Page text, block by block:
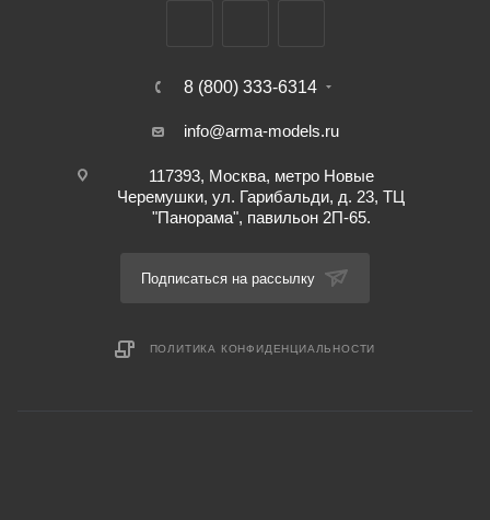
8 (800) 333-6314
info@arma-models.ru
117393, Москва, метро Новые
Черемушки, ул. Гарибальди, д. 23, ТЦ
"Панорама", павильон 2П-65.
Подписаться на рассылку
ПОЛИТИКА КОНФИДЕНЦИАЛЬНОСТИ